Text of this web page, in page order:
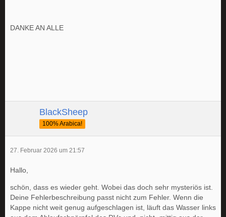
DANKE AN ALLE
BlackSheep
100% Arabica!
27. Februar 2026 um 21:57
Hallo,
schön, dass es wieder geht. Wobei das doch sehr mysteriös ist.
Deine Fehlerbeschreibung passt nicht zum Fehler. Wenn die
Kappe nicht weit genug aufgeschlagen ist, läuft das Wasser links